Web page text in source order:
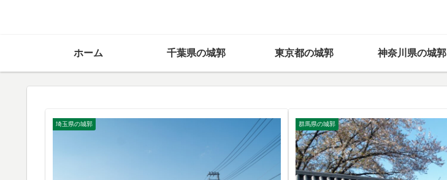
ホーム 千葉県の城郭 東京都の城郭 神奈川県の城郭
埼玉県の城郭 群馬県の城郭